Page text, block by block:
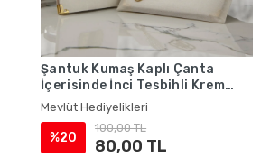
Şantuk Kumaş Kaplı Çanta
İçerisinde İnci Tesbihli Krem
Renkli Şantuk Yasin Kitabı Seti
- Mevlüt Hediyelikleri
Mevlüt Hediyelikleri
%20
100,00 TL
80,00 TL